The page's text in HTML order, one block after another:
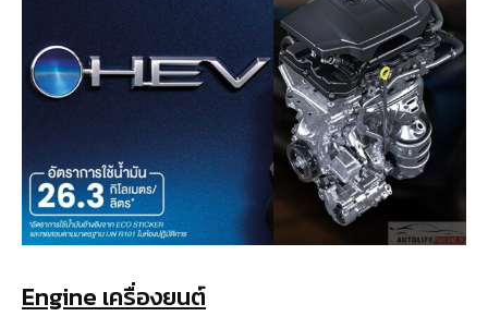
Engine เครื่องยนต์